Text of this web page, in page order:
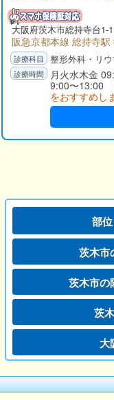
大阪府茨木市総持寺台1-
阪急京都本線 総持寺駅
整形外科・リ
月火水木金
9:00〜13:00
をおすすめし
部
茨木市
茨木市の
茨
大